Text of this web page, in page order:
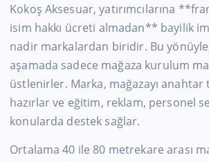
Kokoş Aksesuar, yatırımcılarına
isim hakkı ücreti almadan** bayilik
nadir markalardan biridir. Bu yönüyle,
aşamada sadece mağaza kurulum
üstlenirler. Marka, mağazayı
hazırlar ve eğitim, reklam, personel
konularda destek sağlar.
Ortalama 40 ile 80 metrekare arası